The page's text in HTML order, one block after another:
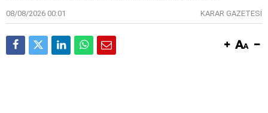
08/08/2026 00:01 KARAR GAZETESİ